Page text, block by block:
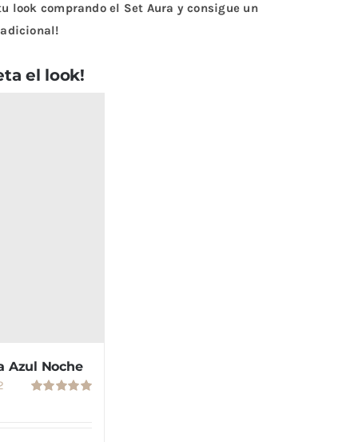
look comprando el Set Aura y consigue un
el look!
Azul Noche